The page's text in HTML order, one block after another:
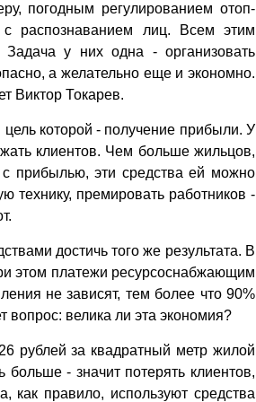
погодным регулированием отоп­
с распознаванием лиц. Всем этим
у них одна - организовать
а желательно еще и экономно.
Виктор Токарев.
которой - получение прибыли. У
клиентов. Чем больше жильцов,
прибылью, эти средства ей можно
технику, премировать работников -
достичь того же результата. В
этом платежи ресурсоснабжающим
не зависят, тем более что 90%
вопрос: велика ли эта экономия?
рублей за квадратный метр жилой
- значит потерять клиентов,
как правило, используют средства